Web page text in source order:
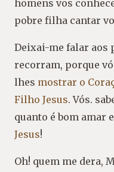
homens vos
pobre filha cantar
Deixai-me falar aos
recorram, porque
lhes mostrar o
Filho Jesus. Vós.
quanto é bom amar e
Jesus!
Oh! quem me dera,